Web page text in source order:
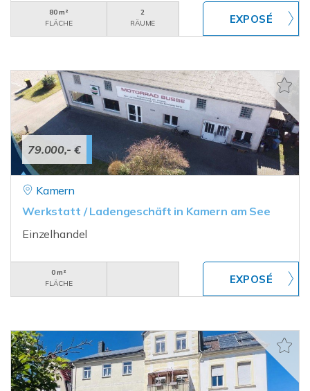
80 m²
FLÄCHE
2
RÄUME
79.000,- €
Kamern
Werkstatt / Ladengeschäft in Kamern am See
Einzelhandel
0 m²
FLÄCHE